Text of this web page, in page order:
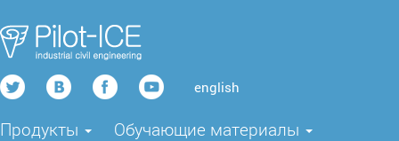
english
Продукты
Обучающие материалы